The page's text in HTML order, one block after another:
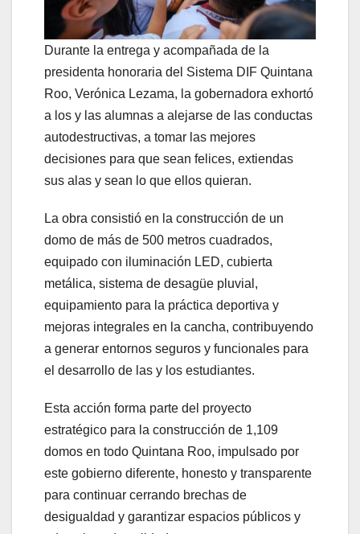
Durante la entrega y acompañada de la
presidenta honoraria del Sistema DIF Quintana
Roo, Verónica Lezama, la gobernadora exhortó
a los y las alumnas a alejarse de las conductas
autodestructivas, a tomar las mejores
decisiones para que sean felices, extiendas
sus alas y sean lo que ellos quieran.
La obra consistió en la construcción de un
domo de más de 500 metros cuadrados,
equipado con iluminación LED, cubierta
metálica, sistema de desagüe pluvial,
equipamiento para la práctica deportiva y
mejoras integrales en la cancha, contribuyendo
a generar entornos seguros y funcionales para
el desarrollo de las y los estudiantes.
Esta acción forma parte del proyecto
estratégico para la construcción de 1,109
domos en todo Quintana Roo, impulsado por
este gobierno diferente, honesto y transparente
para continuar cerrando brechas de
desigualdad y garantizar espacios públicos y